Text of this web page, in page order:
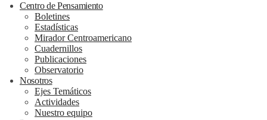
Centro de Pensamiento
Boletines
Estadísticas
Mirador Centroamericano
Cuadernillos
Publicaciones
Observatorio
Nosotros
Ejes Temáticos
Actividades
Nuestro equipo